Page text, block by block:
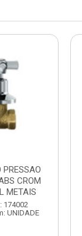
PRESSAO
CROM
METAIS
174002
UNIDADE